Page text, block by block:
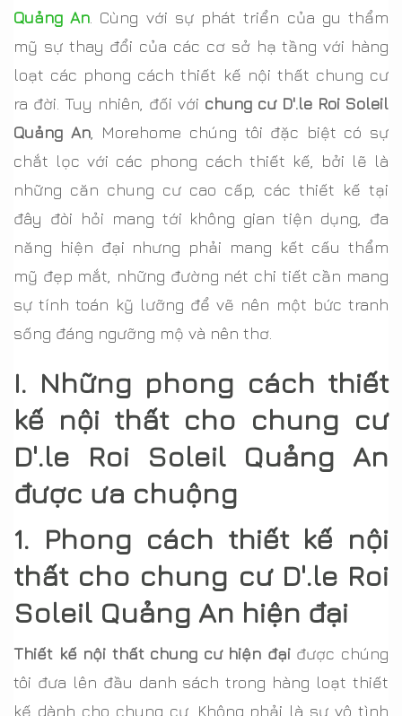
Quảng An . Cùng với sự phát triển của gu thẩm
mỹ sự thay đổi của các cơ sở hạ tầng với hàng
loạt các phong cách thiết kế nội thất chung cư
ra đời. Tuy nhiên, đối với chung cư D'.le Roi Soleil
Quảng An, Morehome chúng tôi đặc biệt có sự
chắt lọc với các phong cách thiết kế, bởi lẽ là
những căn chung cư cao cấp, các thiết kế tại
đây đòi hỏi mang tới không gian tiện dụng, đa
năng hiện đại nhưng phải mang kết cấu thẩm
mỹ đẹp mắt, những đường nét chi tiết cần mang
sự tính toán kỹ lưỡng để vẽ nên một bức tranh
sống đáng ngưỡng mộ và nên thơ.
I. Những phong cách thiết
kế nội thất cho chung cư
D'.le Roi Soleil Quảng An
được ưa chuộng
1. Phong cách thiết kế nội
thất cho chung cư D'.le Roi
Soleil Quảng An hiện đại
Thiết kế nội thất chung cư hiện đạiđược chúng
tôi đưa lên đầu danh sách trong hàng loạt thiết
kế dành cho chung cư. Không phải là sự vô tình